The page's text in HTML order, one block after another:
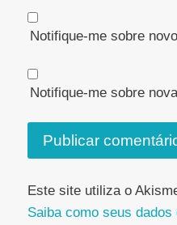
Notifique-me sobre
Notifique-me sobre
Este site utiliza o
Saiba como seus